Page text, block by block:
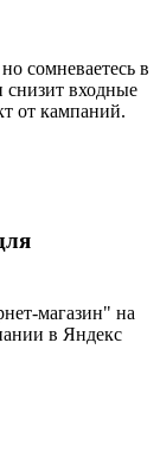
сомневаетесь в
входные
от кампаний.
магазин" на
в Яндекс